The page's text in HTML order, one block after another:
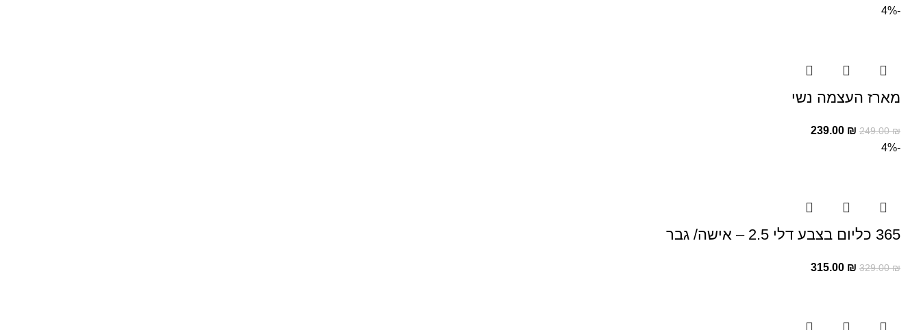
-4%
מארז העצמה נשי
249.00₪
239.00 ₪
-4%
365 כליום בצבע דלי 2.5 – אישה/ גבר
329.00₪
315.00 ₪